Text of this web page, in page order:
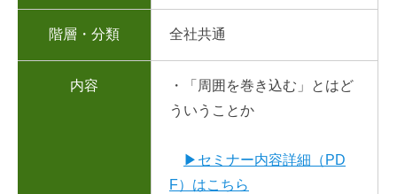
階層・分類 全社共通
内容
・「周囲を巻き込む」とはど
ういうことか
▶セミナー内容詳細（PD
F）はこちら